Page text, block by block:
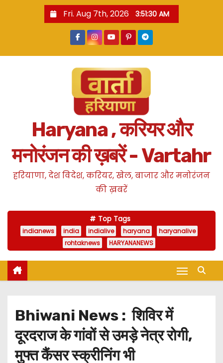
Fri. Aug 7th, 2026 3:51:31 AM
Haryana , करियर और
मनोरंजन की ख़बरें - Vartahr
हरियाणा, देश विदेश, करियर, खेल, बाजार और मनोरंजन
की ख़बरें
Top Tags
indianews india indialive haryana
haryanalive
rohtaknews
HARYANANEWS
Bhiwani News : शिविर में
दूरदराज के गांवों से उमड़े नेत्र रोगी,
मुफ्त कैंसर स्क्रीनिंग भी